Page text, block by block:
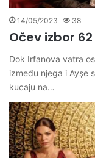
14/05/2023 38
Očev izbor
Dok Irfanova vatra
između njega i Ayşe
kucaju na…